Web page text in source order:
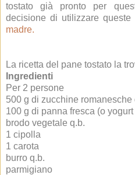
tostato già pronto per
decisione di utilizzare queste
madre.
La ricetta del pane tostato la
Ingredienti
Per 2 persone
500 g di zucchine romanesche
100 g di panna fresca (o
brodo vegetale q.b.
1 cipolla
1 carota
burro q.b.
parmigiano